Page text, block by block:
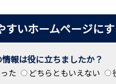
すいホームページに
報は役に立ちましたか？
た どちらともいえない